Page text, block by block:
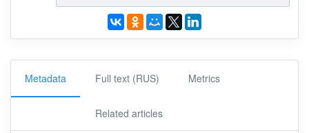
Metadata Full text (RUS) Metrics
Related articles